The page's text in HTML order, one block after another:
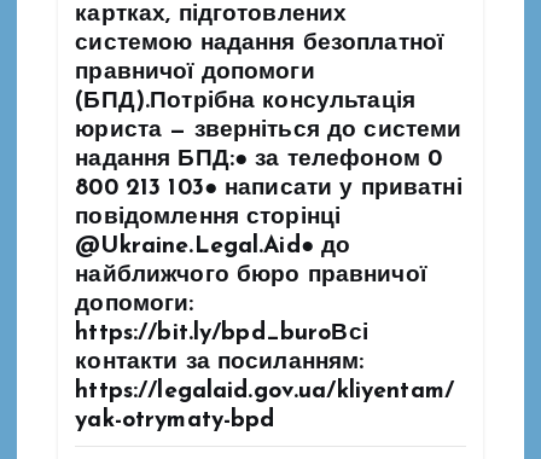
картках, підготовлених
системою надання безоплатної
правничої допомоги
(БПД).Потрібна консультація
юриста — зверніться до системи
надання БПД:● за телефоном 0
800 213 103● написати у приватні
повідомлення сторінці
@Ukraine.Legal.Aid● до
найближчого бюро правничої
допомоги:
https://bit.ly/bpd_buroВсі
контакти за посиланням:
https://legalaid.gov.ua/kliyentam/
yak-otrymaty-bpd